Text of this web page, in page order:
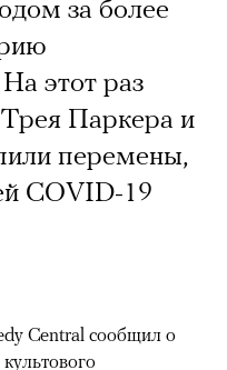
за более
этот раз
Паркера и
перемены,
COVID-19
Central сообщил о